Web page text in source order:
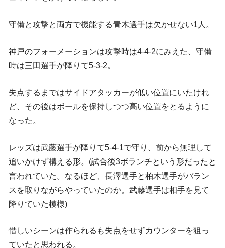
守備と攻撃と両方で機能する青木選手は欠かせない1人。
神戸のフォーメーションは攻撃時は4-4-2にみえた、守備
時は三田選手が降りて5-3-2。
失点するまではサイドアタッカーが低い位置にいたけれ
ど、その後はボールを保持しつつ高い位置をとるように
なった。
レッズは武藤選手が降りて5-4-1で守り、前から無理して
追いかけず構える形。(試合後3ボランチという形だったと
言われていた。なるほど、長澤選手と柏木選手がバラン
スを取りながらやっていたのか。武藤選手は相手を見て
降りていた模様)
惜しいシーンは作られるも失点をせずカウンターを狙っ
ていたと思われる。